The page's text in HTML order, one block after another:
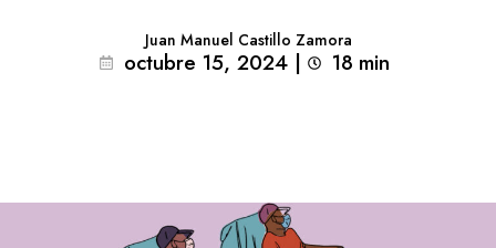
Juan Manuel Castillo Zamora
octubre 15, 2024 | 18 min